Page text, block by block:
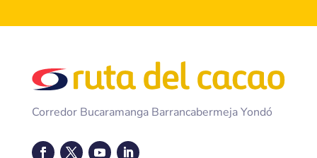
Corredor Bucaramanga Barrancabermeja Yondó